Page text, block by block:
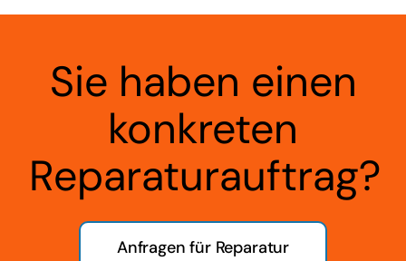
Sie haben einen
konkreten
Reparaturauftrag?
Anfragen für Reparatur